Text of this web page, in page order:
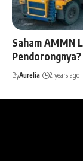
Saham AMMN
Pendorongnya?
ByAurelia 2 years ago